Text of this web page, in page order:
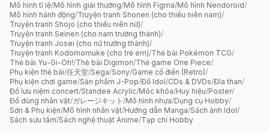
Mô hình tỉ lệ/Mô hình giải thưởng/Mô hình Figma/Mô hình Nendoroid/
Mô hình hành động/Truyện tranh Shonen (cho thiếu niên nam)/
Truyện tranh Shojo (cho thiếu niên nữ)/
Truyện tranh Seinen (cho nam trưởng thành)/
Truyện tranh Josei (cho nữ trưởng thành)/
Truyện tranh Kodomomuke (cho trẻ em)/Thẻ bài Pokémon TCG/
Thẻ bài Yu-Gi-Oh!/Thẻ bài Digimon/Thẻ game One Piece/
Phụ kiện thẻ bài/任天堂/Sega/Sony/Game cổ điển (Retro)/
Phụ kiện chơi game/Sản phẩm J-Pop/Đồ Idol/CDs & DVDs/Đĩa than/
Đồ lưu niệm concert/Standee Acrylic/Móc khóa/Huy hiệu/Poster/
Đồ dùng nhân vật/ガレージキット /Mô hình nhựa/Dụng cụ Hobby/
Sơn & Phụ kiện/Mô hình nhân vật/Hướng dẫn Manga/Sách ảnh Idol/
Sách sưu tầm/Sách nghệ thuật Anime/Tạp chí Hobby